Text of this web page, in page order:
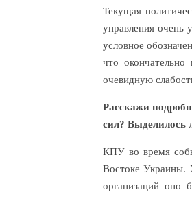
Текущая
управления очень
условное
что
очевидную
Расскажи
сил? Выделилось
КПУ во время
Востоке Украины.
организаций оно